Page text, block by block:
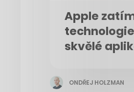
Apple
skvělé
ONDŘEJ HOLZMAN